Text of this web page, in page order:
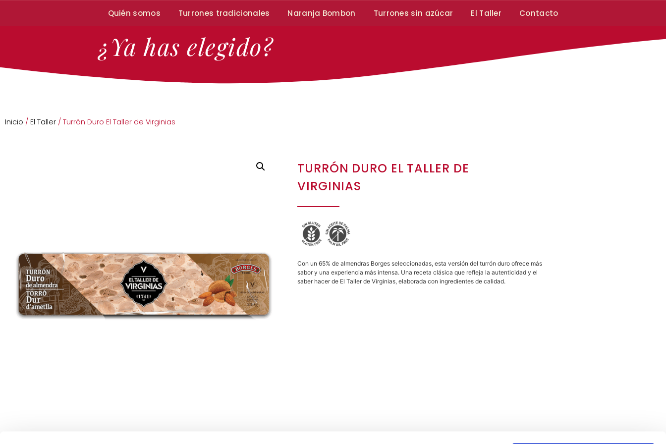
Quién somos Turrones tradicionales Naranja Bombon Turrones sin azúcar El Taller Contacto
¿Ya has elegido?
Inicio / El Taller / Turrón Duro El Taller de Virginias
TURRÓN DURO EL TALLER DE
VIRGINIAS
Con un 65% de almendras Borges seleccionadas, esta versión del turrón duro ofrece más
sabor y una experiencia más intensa. Una receta clásica que refleja la autenticidad y el
saber hacer de El Taller de Virginias, elaborada con ingredientes de calidad.